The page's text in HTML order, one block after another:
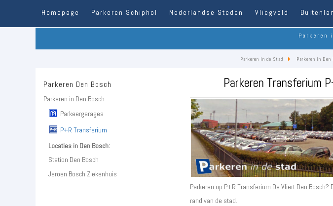
Homepage Parkeren Schiphol Nederlandse Steden Vliegveld
Parkeren
Parkeren in de Stad Parkeren in Den
Parkeren Den Bosch
Parkeren in Den Bosch
Parkeergarages
P+R Transferium
Locaties in Den Bosch:
Station Den Bosch
Jeroen Bosch Ziekenhuis
Parkeren Transferium
Parkeren op P+R Transferium De Vliert Den
rand van de stad.